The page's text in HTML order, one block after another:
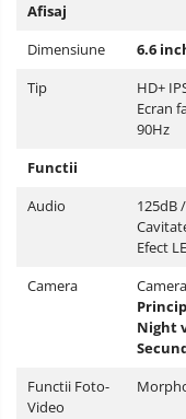
Afisaj
Dimensiune
6.6
Tip
HD+
Ecran
90Hz
Functii
Audio
125dB
Efect
Camera
Night
Functii Foto-
Video